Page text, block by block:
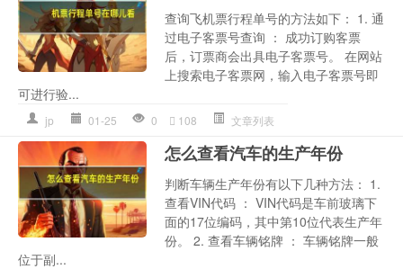
查询飞机票行程单号的方法如下： 1. 通
过电子客票号查询 ： 成功订购客票
后，订票商会出具电子客票号。 在网站
上搜索电子客票网，输入电子客票号即
可进行验...
jp 01-25 0 108 文章列表
怎么查看汽车的生产年份
判断车辆生产年份有以下几种方法： 1.
查看VIN代码 ： VIN代码是车前玻璃下
面的17位编码，其中第10位代表生产年
份。 2. 查看车辆铭牌 ： 车辆铭牌一般
位于副...